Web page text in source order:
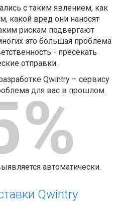
с таким явлением, как
какой вред они наносят
рискам подвергают
это большая проблема
- пресекать
отправки.
Qwintry – сервису
для вас в прошлом.
автоматически.
Qwintry